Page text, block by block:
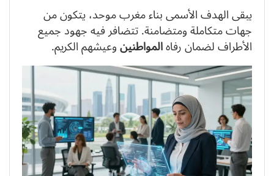
يبقى الهدف الأسمى بناء مغرب موحد، يتكون من
جهات متكاملة ومتضامنة. تتضافر فيه جهود جميع
الأطراف لضمان رفاهالمواطنينوعيشهم الكريم.